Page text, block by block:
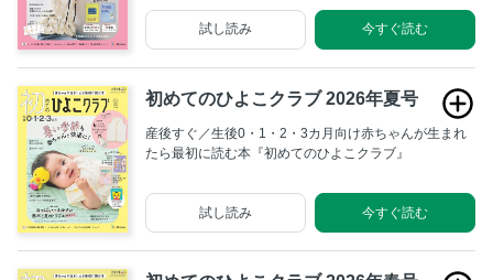
今すぐ読む
試し読み
初めてのひよこクラブ 2026年夏号
産後すぐ／生後0・1・2・3カ月向け赤ちゃんが生まれ
たら最初に読む本『初めてのひよこクラブ』
今すぐ読む
試し読み